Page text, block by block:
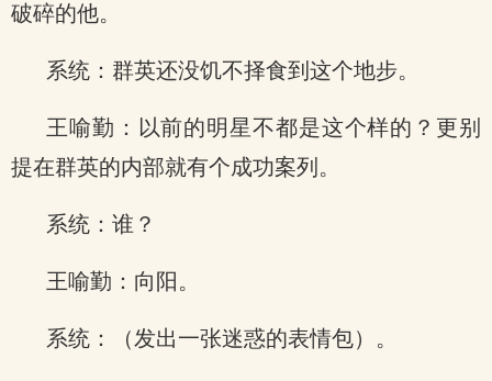
破碎的他。
系统：群英还没饥不择食到这个地步。
王喻勤：以前的明星不都是这个样的？更别
提在群英的内部就有个成功案列。
系统：谁？
王喻勤：向阳。
系统：（发出一张迷惑的表情包）。